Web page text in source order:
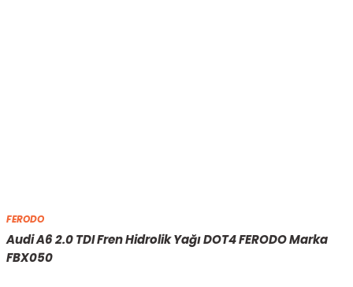
FERODO
Audi A6 2.0 TDI Fren Hidrolik Yağı DOT4 FERODO Marka
FBX050